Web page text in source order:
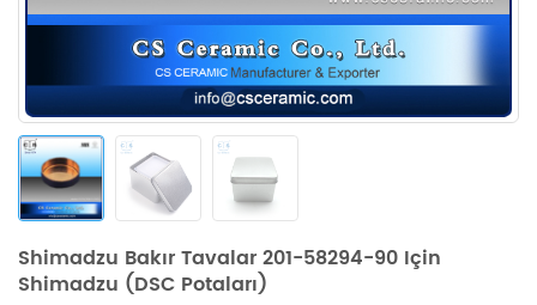
Shimadzu Bakır Tavalar 201-58294-90 Için
Shimadzu (DSC Potaları)